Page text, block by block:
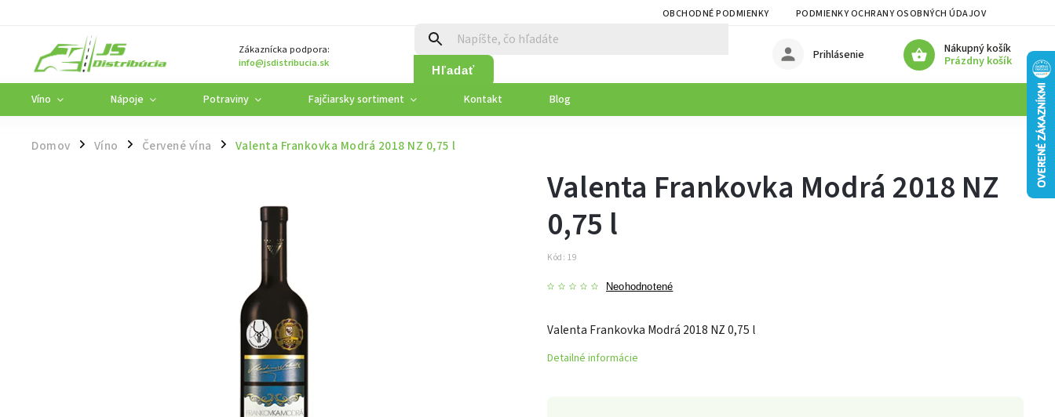
OBCHODNÉ PODMIENKY PODMIENKY OCHRANY OSOBNÝCH ÚDAJOV
Zákaznícka podpora:
info@jsdistribucia.sk
Hľadať
Nákupný košík
Prázdny košík
Prihlásenie
Víno Nápoje Potraviny Fajčiarsky sortiment Kontakt Blog
Domov / Víno / Červené vína / Valenta Frankovka Modrá 2018 NZ 0,75 l
Valenta Frankovka Modrá 2018 NZ
0,75 l
Kód: 19
Neohodnotené
Valenta Frankovka Modrá 2018 NZ 0,75 l
Detailné informácie